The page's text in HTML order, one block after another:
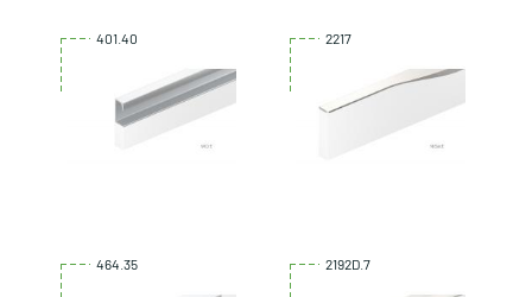
401.40 2217
464.35 2192D.7